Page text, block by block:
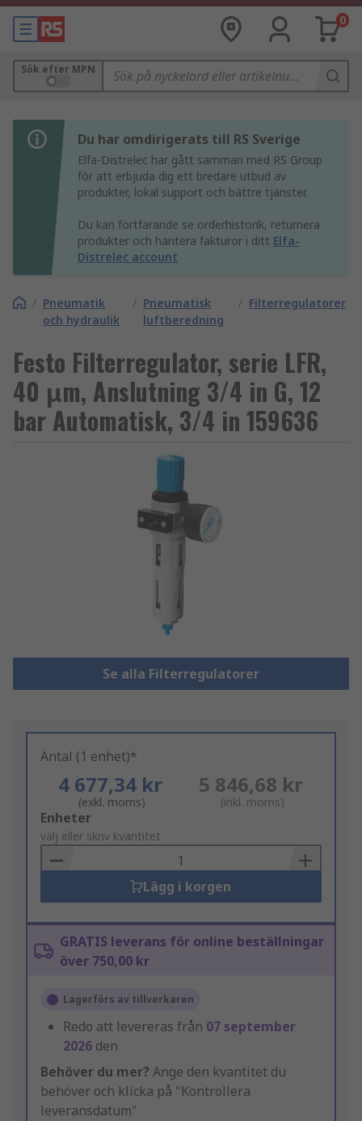
0
Sök efter MPN
Du har omdirigerats till RS Sverige
Elfa-Distrelec har gått samman med RS Group
för att erbjuda dig ett bredare utbud av
produkter, lokal support och bättre tjänster.
Du kan fortfarande se orderhistorik, returnera
produkter och hantera fakturor i ditt Elfa-
Distrelec account
/ Pneumatik
och hydraulik
/ Pneumatisk
luftberedning
/ Filterregulatorer
Festo Filterregulator, serie LFR,
40 μm, Anslutning 3/4 in G, 12
bar Automatisk, 3/4 in 159636
Se alla Filterregulatorer
Antal (1 enhet)*
4 677,34 kr
(exkl. moms)
5 846,68 kr
(inkl. moms)
Add
to
Basket
Enheter
välj eller skriv kvantitet
Lägg i korgen
GRATIS leverans för online beställningar
över 750,00 kr
Lagerförs av tillverkaren
Redo att levereras från 07 september
2026 den
Behöver du mer? Ange den kvantitet du
behöver och klicka på "Kontrollera
leveransdatum"